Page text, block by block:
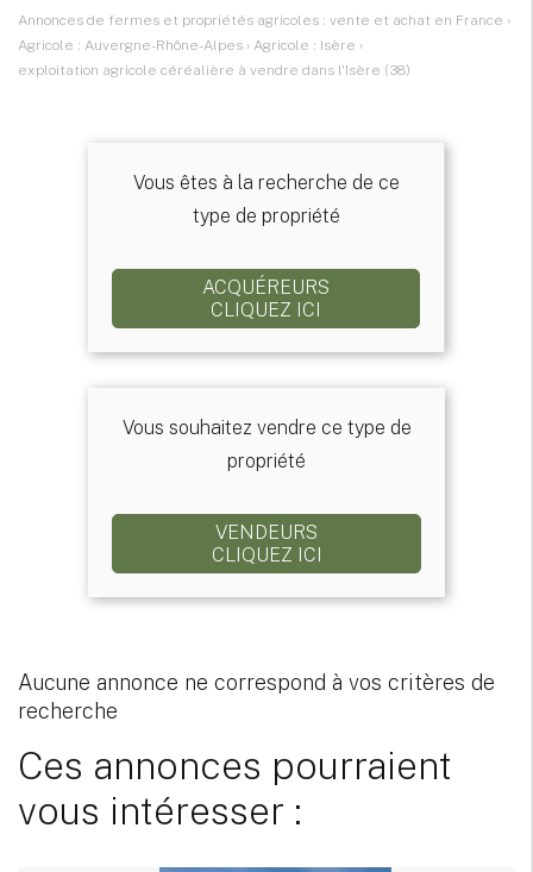
Annonces de fermes et propriétés agricoles : vente et achat en France ›
Agricole : Auvergne-Rhône-Alpes › Agricole : Isère ›
exploitation agricole céréalière à vendre dans l'Isère (38)
Vous êtes à la recherche de ce
type de propriété
ACQUÉREURS
CLIQUEZ ICI
Vous souhaitez vendre ce type de
propriété
VENDEURS
CLIQUEZ ICI
Aucune annonce ne correspond à vos critères de
recherche
Ces annonces pourraient
vous intéresser :